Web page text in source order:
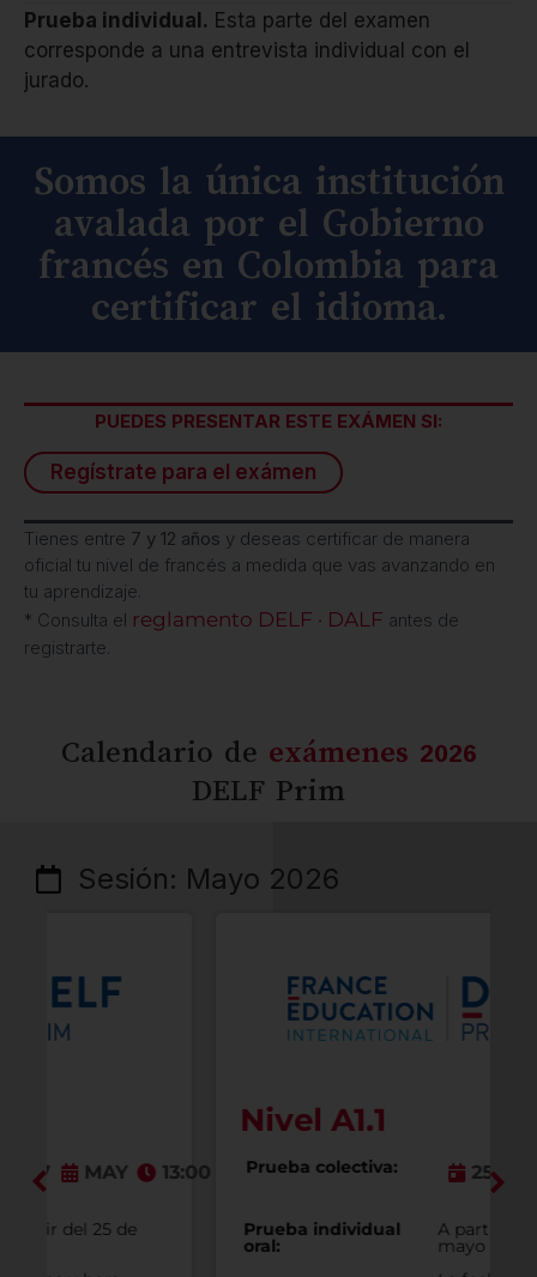
Prueba individual. Esta parte del examen
corresponde a una entrevista individual con el
jurado.
Somos la única institución
avalada por el Gobierno
francés en Colombia para
certificar el idioma.
PUEDES PRESENTAR ESTE EXÁMEN SI:
Regístrate para el exámen
Tienes entre 7 y 12 años y deseas certificar de manera
oficial tu nivel de francés a medida que vas avanzando en
tu aprendizaje.
* Consulta el reglamento DELF · DALF antes de
registrarte.
Calendario de exámenes 2026
DELF Prim
Sesión: Mayo 2026
13:00 Prueba colectiva: 25 MAY 13:00
Prueba individual A partir del 25 de